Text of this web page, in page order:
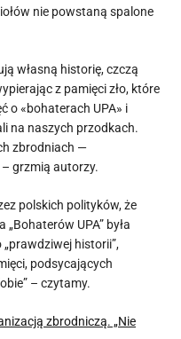
nie powstaną spalone
własną historię, czczą
z pamięci zło, które
o «bohaterach UPA» i
na naszych przodkach.
zbrodniach —
grzmią autorzy.
polskich polityków, że
UPA” była
„prawdziwej historii”,
podsycających
– czytamy.
zbrodniczą. „Nie